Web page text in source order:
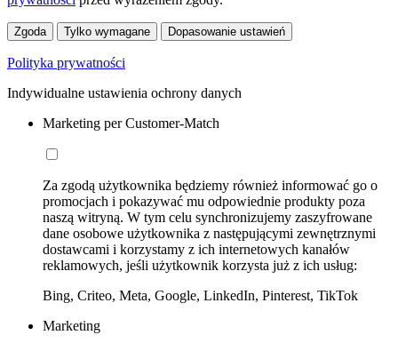
Zgoda Tylko wymagane Dopasowanie ustawień
Polityka prywatności
Indywidualne ustawienia ochrony danych
Marketing per Customer-Match
Za zgodą użytkownika będziemy również informować go o
promocjach i pokazywać mu odpowiednie produkty poza
naszą witryną. W tym celu synchronizujemy zaszyfrowane
dane osobowe użytkownika z następującymi zewnętrznymi
dostawcami i korzystamy z ich internetowych kanałów
reklamowych, jeśli użytkownik korzysta już z ich usług:
Bing, Criteo, Meta, Google, LinkedIn, Pinterest, TikTok
Marketing